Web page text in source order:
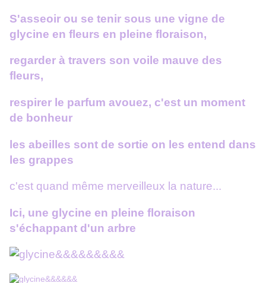
S'asseoir ou se tenir sous une vigne de
glycine en fleurs en pleine floraison,
regarder à travers son voile mauve des
fleurs,
respirer le parfum avouez, c'est un moment
de bonheur
les abeilles sont de sortie on les entend dans
les grappes
c'est quand même merveilleux la nature...
Ici, une glycine en pleine floraison
s'échappant d'un arbre